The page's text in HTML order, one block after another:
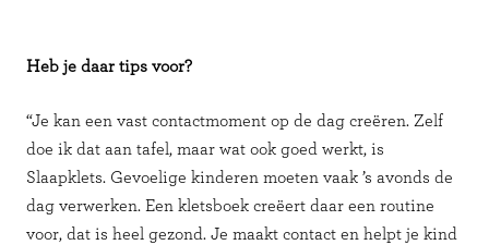
Heb je daar tips voor?
“Je kan een vast contactmoment op de dag creëren. Zelf
doe ik dat aan tafel, maar wat ook goed werkt, is
Slaapklets. Gevoelige kinderen moeten vaak ’s avonds de
dag verwerken. Een kletsboek creëert daar een routine
voor, dat is heel gezond. Je maakt contact en helpt je kind